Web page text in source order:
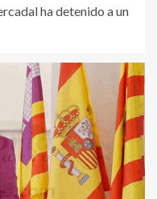
ha detenido a un